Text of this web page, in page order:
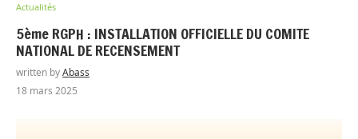
Actualités
5ème RGPH : INSTALLATION OFFICIELLE DU COMITE
NATIONAL DE RECENSEMENT
written byAbass
18 mars 2025